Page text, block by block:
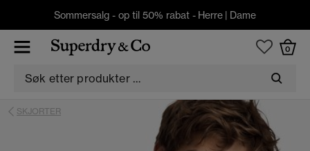
Sommersalg - op til 50% rabat - Herre | Dame
0
SKJORTER